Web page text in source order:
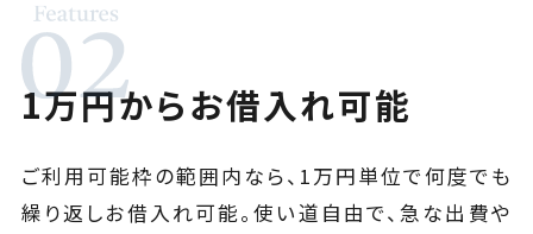
1万円からお借入れ可能
ご利用可能枠の範囲内なら、1万円単位で何度でも
繰り返しお借入れ可能。使い道自由で、急な出費や